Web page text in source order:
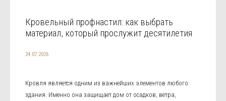
Кровельный профнастил: как выбрать
материал, который прослужит десятилетия
24.07.2026
Кровля является одним из важнейших элементов любого
здания. Именно она защищает дом от осадков, ветра,